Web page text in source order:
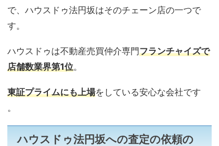
で、ハウスドゥ法円坂はそのチェーン店の一つで
す。
ハウスドゥは不動産売買仲介専門フランチャイズで
店舗数業界第1位。
東証プライムにも上場をしている安心な会社です
。
ハウスドゥ法円坂への査定の依頼の